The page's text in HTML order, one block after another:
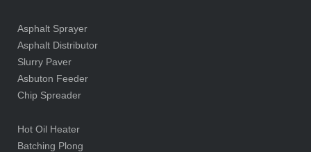
Asphalt Sprayer
Asphalt Distributor
Slurry Paver
Asbuton Feeder
Chip Spreader
Hot Oil Heater
Batching Plong